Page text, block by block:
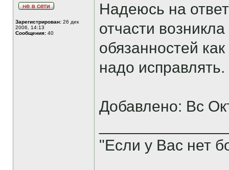
Зарегистрирован: 26 дек
2006, 14:13
Сообщения: 40
Надеюсь на
отчасти
обязанностей
надо исправлять.
Добавлено: Вс
"Если у Вас нет